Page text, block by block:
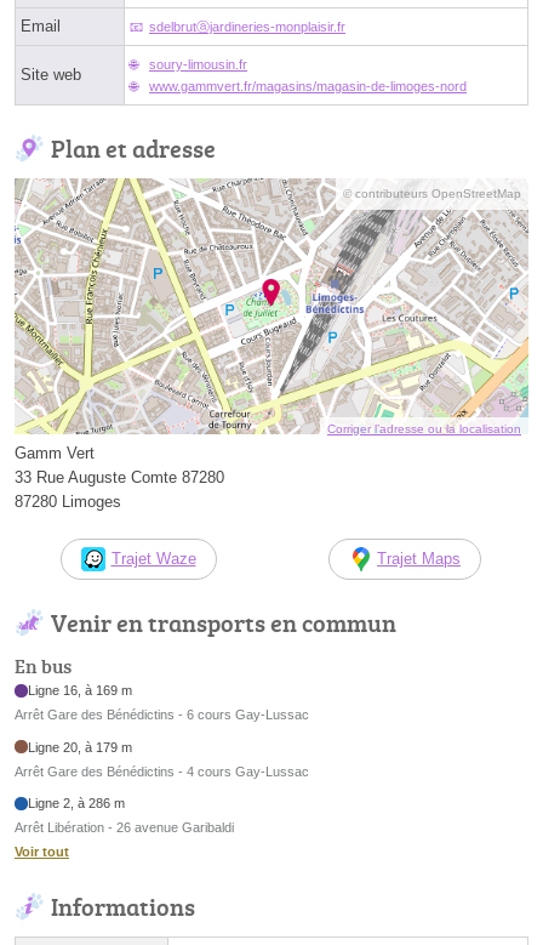
Email sdelbrutⓐjardineries-monplaisir.fr
Site web
soury-limousin.fr
www.gammvert.fr/magasins/magasin-de-limoges-nord
Plan et adresse
© contributeurs OpenStreetMap
Corriger l’adresse ou la localisation
Gamm Vert
33 Rue Auguste Comte 87280
87280 Limoges
Trajet Waze Trajet Maps
Venir en transports en commun
En bus
Ligne 16, à 169 m
Arrêt Gare des Bénédictins - 6 cours Gay-Lussac
Ligne 20, à 179 m
Arrêt Gare des Bénédictins - 4 cours Gay-Lussac
Ligne 2, à 286 m
Arrêt Libération - 26 avenue Garibaldi
Voir tout
Informations